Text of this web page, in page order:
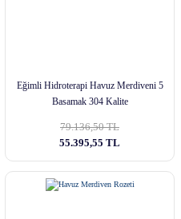
Eğimli Hidroterapi Havuz Merdiveni 5
Basamak 304 Kalite
79.136,50 TL
55.395,55 TL